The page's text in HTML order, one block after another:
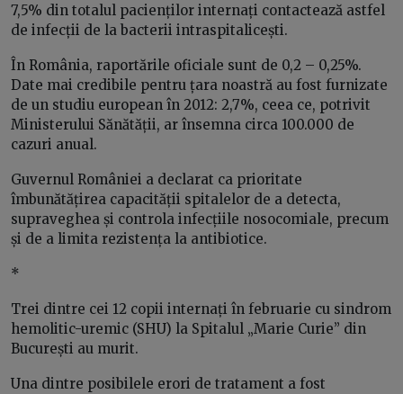
7,5% din totalul pacienților internați contactează astfel
de infecții de la bacterii intraspitalicești.
În România, raportările oficiale sunt de 0,2 – 0,25%.
Date mai credibile pentru țara noastră au fost furnizate
de un studiu european în 2012: 2,7%, ceea ce, potrivit
Ministerului Sănătății, ar însemna circa 100.000 de
cazuri anual.
Guvernul României a declarat ca prioritate
îmbunătățirea capacității spitalelor de a detecta,
supraveghea și controla infecțiile nosocomiale, precum
și de a limita rezistența la antibiotice.
*
Trei dintre cei 12 copii internați în februarie cu sindrom
hemolitic-uremic (SHU) la Spitalul „Marie Curie” din
București au murit.
Una dintre posibilele erori de tratament a fost